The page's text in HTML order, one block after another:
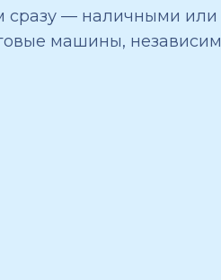
сразу — наличными
машины,